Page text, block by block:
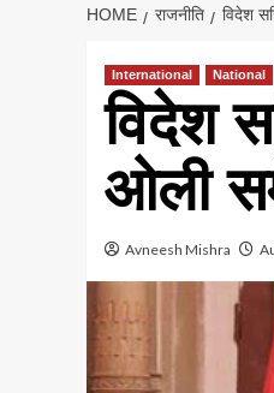
HOME राजनीति विदेश
International National
विदेश
ओली
Avneesh Mishra